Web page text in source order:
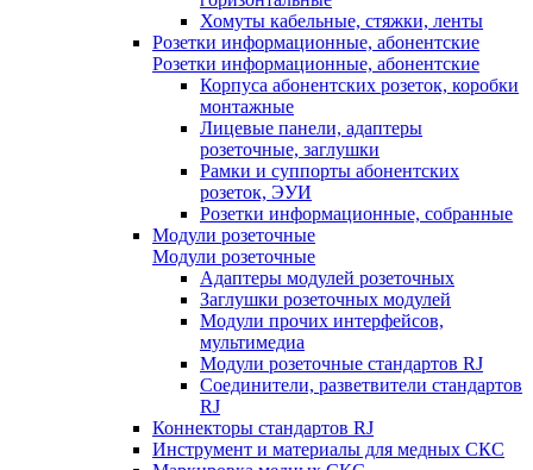
Хомуты кабельные, стяжки, ленты
Розетки информационные, абонентские
Розетки информационные, абонентские
Корпуса абонентских розеток, коробки
монтажные
Лицевые панели, адаптеры
розеточные, заглушки
Рамки и суппорты абонентских
розеток, ЭУИ
Розетки информационные, собранные
Модули розеточные
Модули розеточные
Адаптеры модулей розеточных
Заглушки розеточных модулей
Модули прочих интерфейсов,
мультимедиа
Модули розеточные стандартов RJ
Соединители, разветвители стандартов
RJ
Коннекторы стандартов RJ
Инструмент и материалы для медных СКС